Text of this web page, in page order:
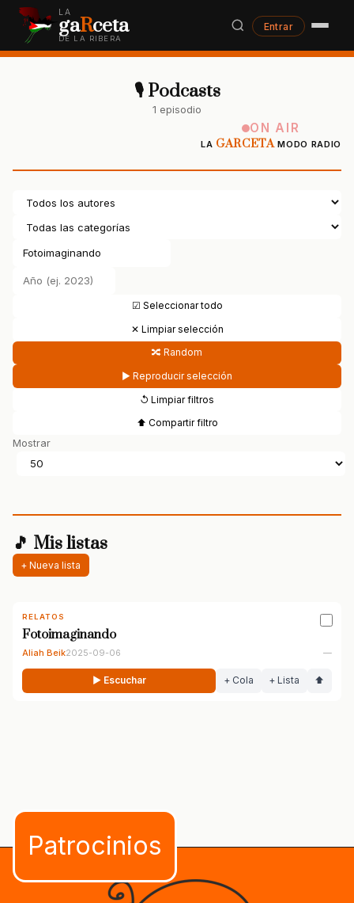
LA
gaRceta
DE LA RIBERA
Entrar
🎙 Podcasts
1 episodio
ON AIR
LA GARCETAMODO RADIO
☑ Seleccionar todo
✕ Limpiar selección
🔀 Random
▶ Reproducir selección
↺ Limpiar filtros
⬆ Compartir filtro
Mostrar
🎵 Mis listas
+ Nueva lista
RELATOS
Fotoimaginando
Aliah Beik2025-09-06 —
▶ Escuchar + Cola + Lista ⬆